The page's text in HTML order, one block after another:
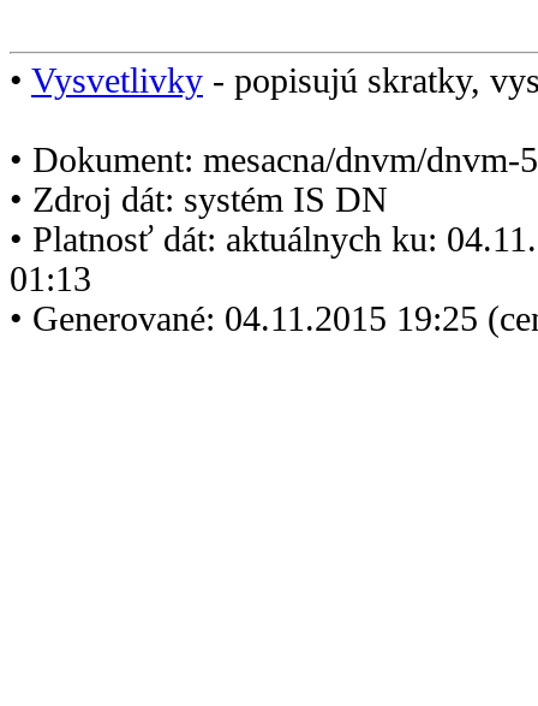
• Vysvetlivky - popisujú skratky,
• Dokument: mesacna/dnvm/dnvm-
• Zdroj dát: systém IS DN
• Platnosť dát: aktuálnych ku:
01:13
• Generované: 04.11.2015 19:25